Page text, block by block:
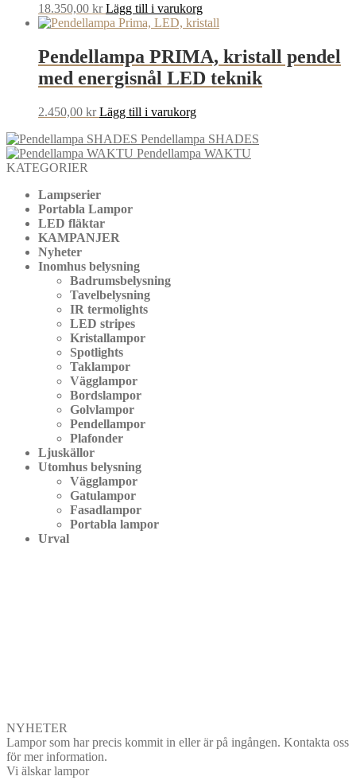
18.350,00 kr Lägg till i varukorg
Pendellampa PRIMA, kristall pendel
med energisnål LED teknik
2.450,00 kr Lägg till i varukorg
Pendellampa SHADES
Pendellampa WAKTU
KATEGORIER
Lampserier
Portabla Lampor
LED fläktar
KAMPANJER
Nyheter
Inomhus belysning
Badrumsbelysning
Tavelbelysning
IR termolights
LED stripes
Kristallampor
Spotlights
Taklampor
Vägglampor
Bordslampor
Golvlampor
Pendellampor
Plafonder
Ljuskällor
Utomhus belysning
Vägglampor
Gatulampor
Fasadlampor
Portabla lampor
Urval
NYHETER
Lampor som har precis kommit in eller är på ingången. Kontakta oss
för mer information.
Vi älskar lampor